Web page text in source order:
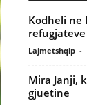
Kodheli ne
Lajmetshqip -
Mira Janji,
gjuetine